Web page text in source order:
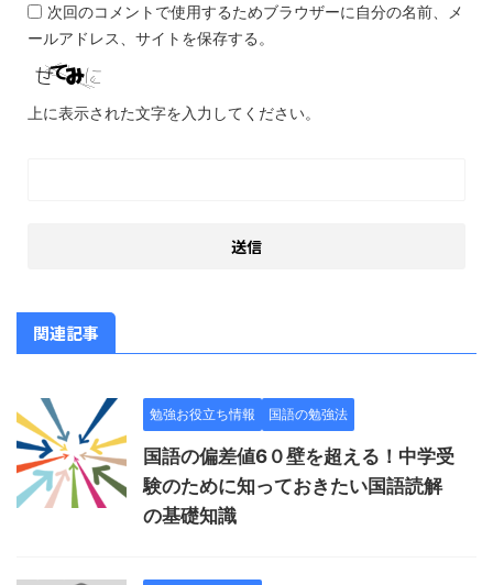
次回のコメントで使用するためブラウザーに自分の名前、メ
ールアドレス、サイトを保存する。
上に表示された文字を入力してください。
関連記事
勉強お役立ち情報 国語の勉強法
国語の偏差値6０壁を超える！中学受
験のために知っておきたい国語読解
の基礎知識